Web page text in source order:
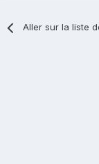
Aller sur la liste